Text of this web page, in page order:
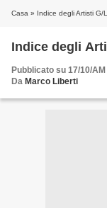
Casa » Indice degli Artisti G/L
Indice degli
Pubblicato su 17/10/
Da Marco Liberti